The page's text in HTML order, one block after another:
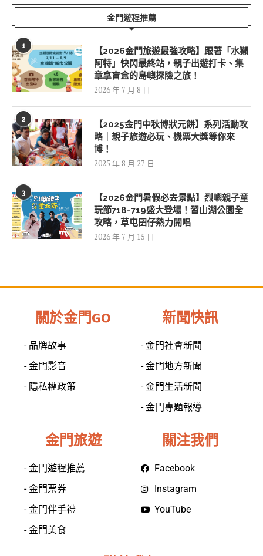
金門遊程推薦
1
【2026金門旅遊最強攻略】跟著「水獺
阿特」快閃最終站，親子出遊打卡、集
章拿盲盒的島嶼探險之旅！
2026 年 7 月 8 日
2
【2025金門中秋博狀元餅】系列活動攻
略｜親子旅遊必玩、機票大獎等你來
博！
2025 年 8 月 27 日
3
【2026金門暑假必去景點】烈嶼親子童
玩節718-719盛大登場！習山湖公園全
攻略，草屯囝仔熱力開唱
2026 年 7 月 15 日
關於金門GO
- 品牌故事
- 金門影音
- 隱私權政策
新聞快訊
- 金門社會新聞
- 金門地方新聞
- 金門生活新聞
- 金門專題報導
金門旅遊
- 金門遊程推薦
- 金門票券
- 金門伴手禮
- 金門美食
關注我們
Facebook
Instagram
YouTube